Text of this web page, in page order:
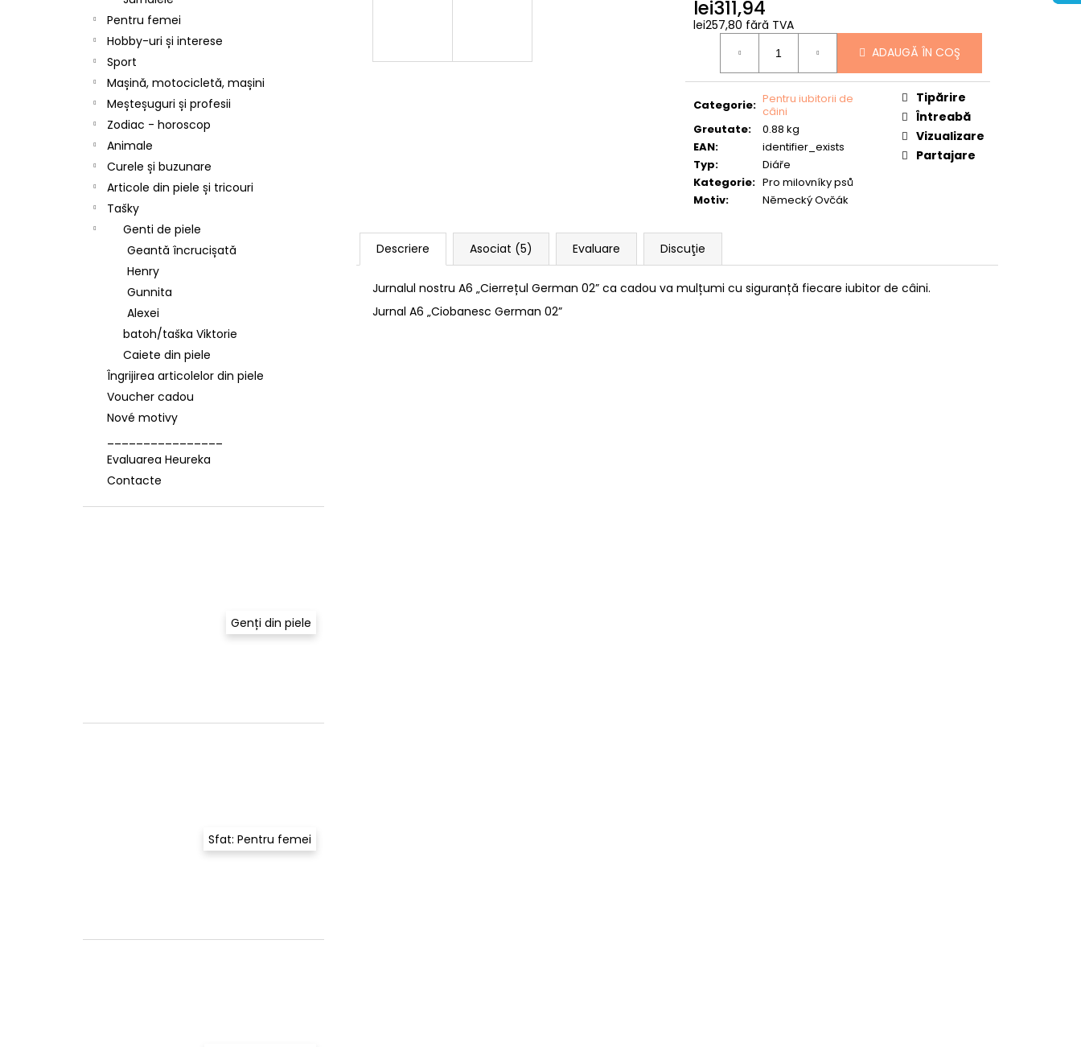
Pentru femei
Hobby-uri și interese
Sport
Mașină, motocicletă, mașini
Meșteșuguri și profesii
Zodiac - horoscop
Animale
Curele și buzunare
Articole din piele și tricouri
Tašky
Genti de piele
Geantă încrucișată
Henry
Gunnita
Alexei
batoh/taška Viktorie
Caiete din piele
Îngrijirea articolelor din piele
Voucher cadou
Nové motivy
Evaluarea Heureka
Contacte
Genți din piele
Sfat: Pentru femei
lei311,94
lei257,80 fără TVA
Evaluare
ADAUGĂ ÎN COŞ
Categorie: Pentru iubitorii de
câini
Greutate:
0.88 kg
EAN:
identifier_exists
Typ:
Diáře
Kategorie: Pro milovníky psů
Motiv: Německý Ovčák
Tipărire
Întreabă
Vizualizare
Partajare
Descriere Asociat (5) Evaluare Discuţie
Jurnalul nostru A6 „Cierrețul German 02” ca cadou va mulțumi cu siguranță fiecare iubitor de câini.
Jurnal A6 „Ciobanesc German 02”